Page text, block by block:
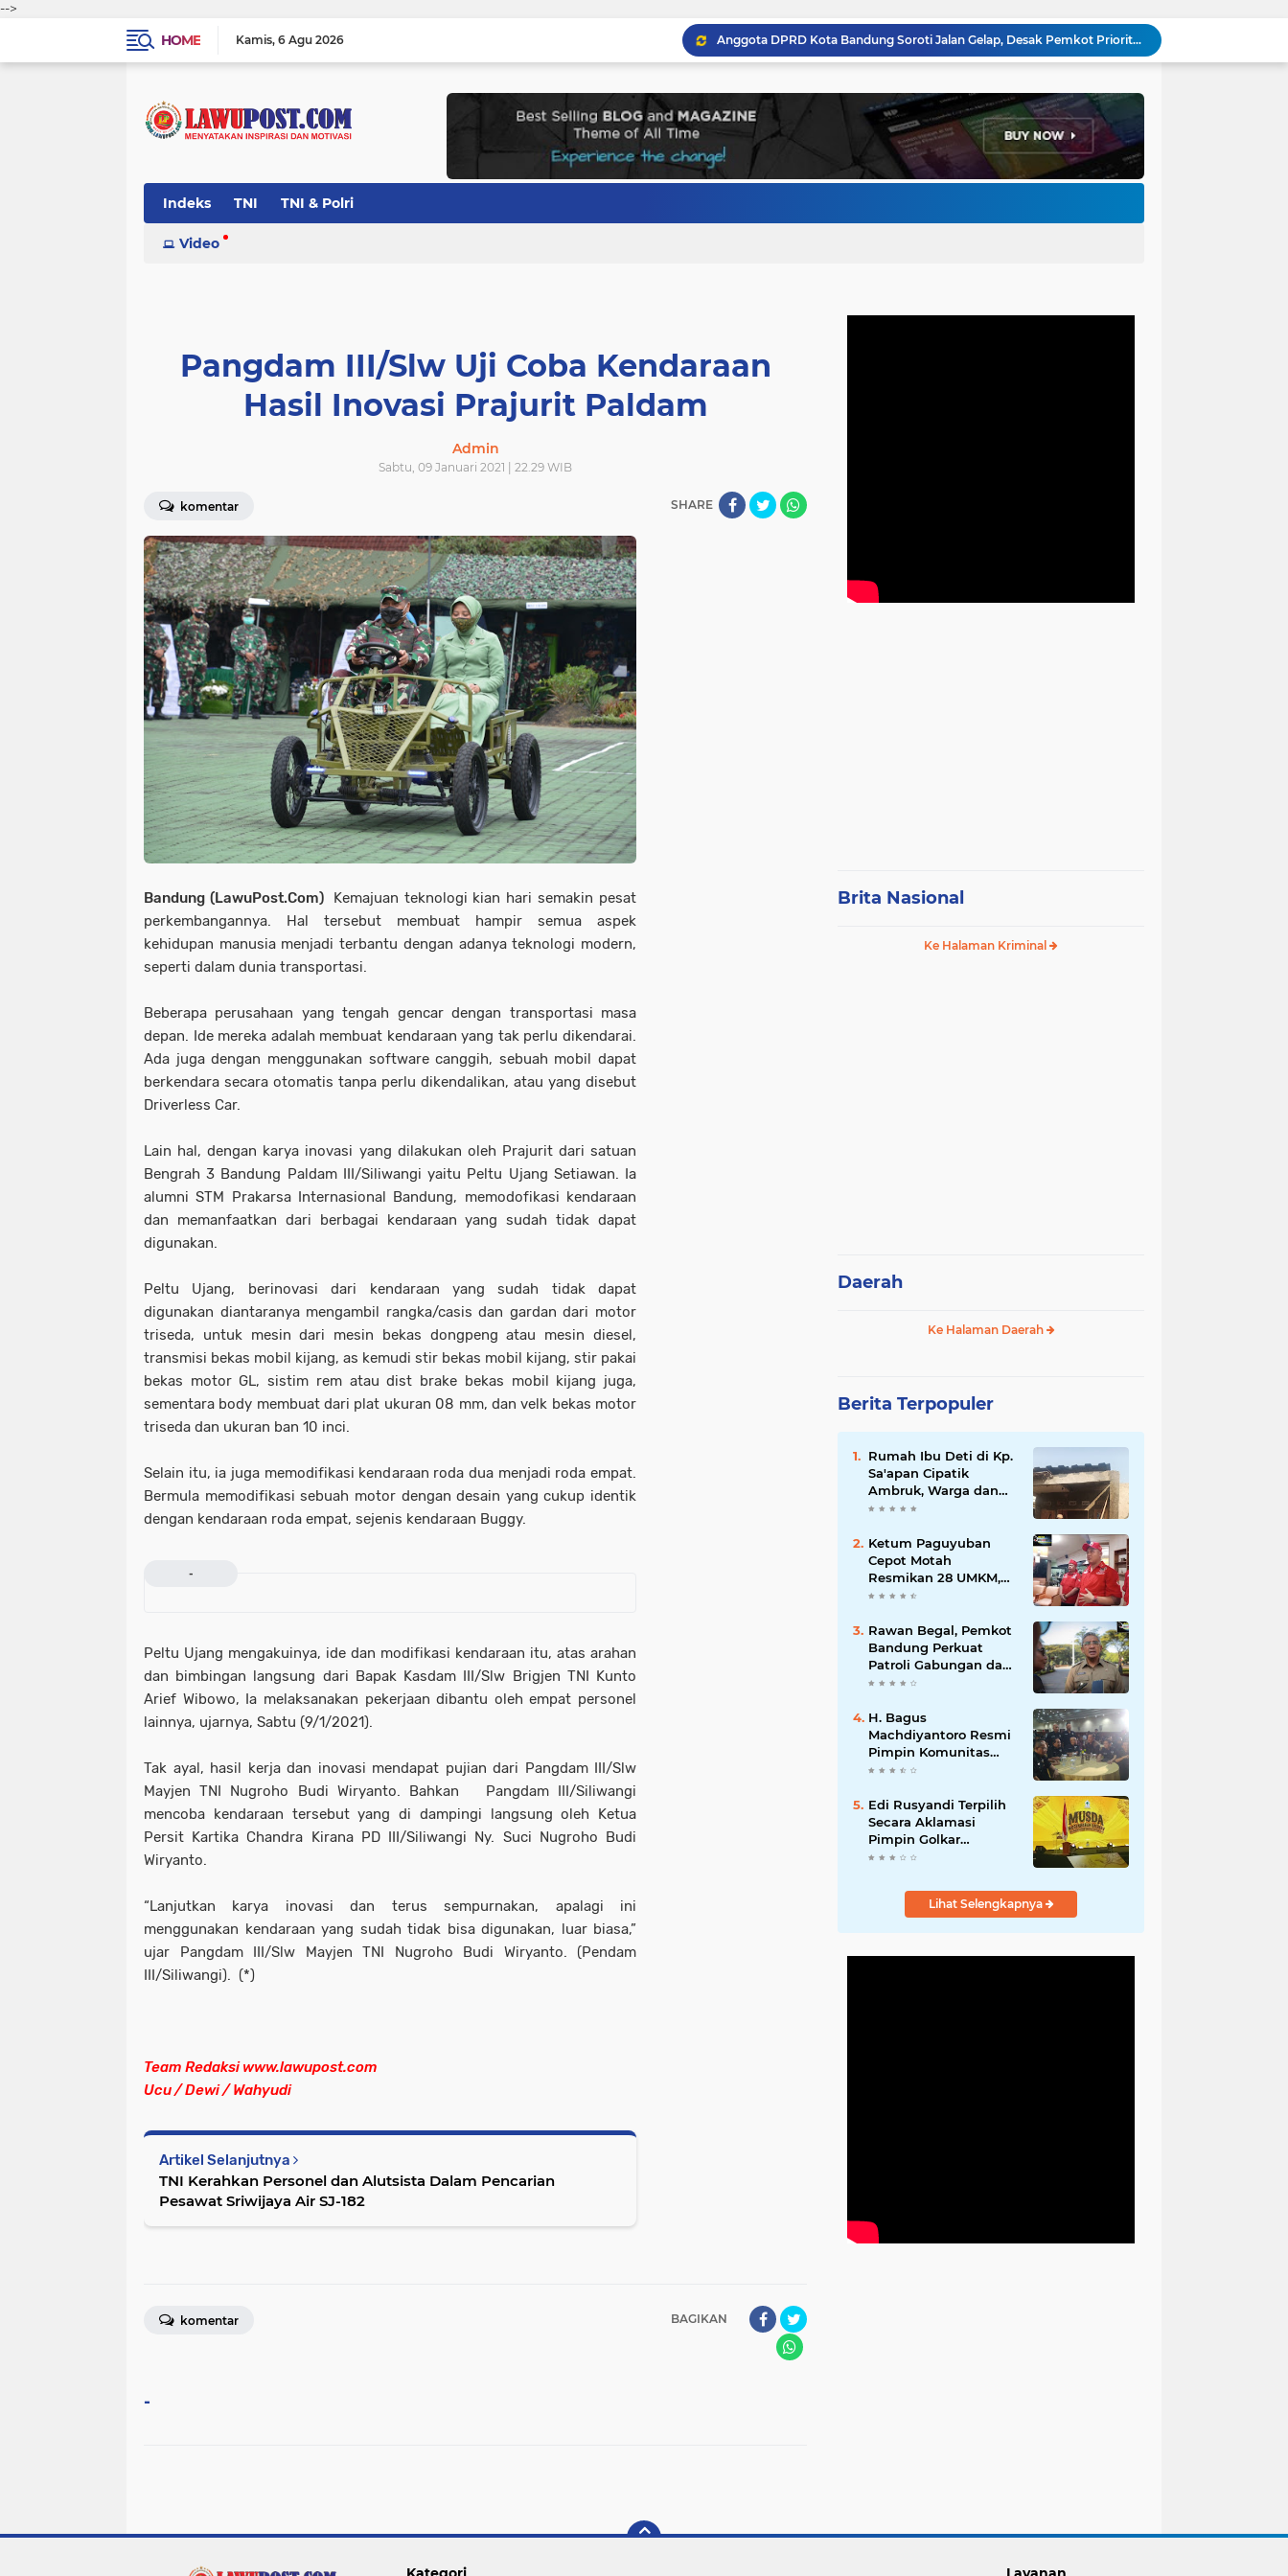
-->
HOME
Kamis 6 Agu 2026
Anggota DPRD Kota Bandung Soroti Jalan Gelap, Desak Pemkot Prioritaskan Pembenahan PJU
Pemkot Bandung Gandeng Big Bad Wolf Hadirkan Festival Literasi Pages and Plates
Program Gaslah Kota Bandung Raih Apresiasi Pemerintah Pusat, Pengolahan Sampah Capai 30 Persen
Hikmah Setelah Ibadah Salat Jumat: Momentum Memperkuat Iman dan Kepedulian Sosial
Bupati Jeje Ritchie Ismail Rotasikan Kadishub dan Kadisbudpar, Serta Lantik Ratusan ASN Bandung Barat
Indeks TNI TNI & Polri
Video
Pangdam III/Slw Uji Coba Kendaraan
Hasil Inovasi Prajurit Paldam
Admin
Sabtu, 09 Januari 2021 | 22.29 WIB
komentar SHARE
Bandung (LawuPost.Com) Kemajuan teknologi kian hari semakin pesat
perkembangannya. Hal tersebut membuat hampir semua aspek
kehidupan manusia menjadi terbantu dengan adanya teknologi modern,
seperti dalam dunia transportasi.
Beberapa perusahaan yang tengah gencar dengan transportasi masa
depan. Ide mereka adalah membuat kendaraan yang tak perlu dikendarai.
Ada juga dengan menggunakan software canggih, sebuah mobil dapat
berkendara secara otomatis tanpa perlu dikendalikan, atau yang disebut
Driverless Car.
Lain hal, dengan karya inovasi yang dilakukan oleh Prajurit dari satuan
Bengrah 3 Bandung Paldam III/Siliwangi yaitu Peltu Ujang Setiawan. Ia
alumni STM Prakarsa Internasional Bandung, memodofikasi kendaraan
dan memanfaatkan dari berbagai kendaraan yang sudah tidak dapat
digunakan.
Peltu Ujang, berinovasi dari kendaraan yang sudah tidak dapat
digunakan diantaranya mengambil rangka/casis dan gardan dari motor
triseda, untuk mesin dari mesin bekas dongpeng atau mesin diesel,
transmisi bekas mobil kijang, as kemudi stir bekas mobil kijang, stir pakai
bekas motor GL, sistim rem atau dist brake bekas mobil kijang juga,
sementara body membuat dari plat ukuran 08 mm, dan velk bekas motor
triseda dan ukuran ban 10 inci.
Selain itu, ia juga memodifikasi kendaraan roda dua menjadi roda empat.
Bermula memodifikasi sebuah motor dengan desain yang cukup identik
dengan kendaraan roda empat, sejenis kendaraan Buggy.
-
Peltu Ujang mengakuinya, ide dan modifikasi kendaraan itu, atas arahan
dan bimbingan langsung dari Bapak Kasdam III/Slw Brigjen TNI Kunto
Arief Wibowo, Ia melaksanakan pekerjaan dibantu oleh empat personel
lainnya, ujarnya, Sabtu (9/1/2021).
Tak ayal, hasil kerja dan inovasi mendapat pujian dari Pangdam III/Slw
Mayjen TNI Nugroho Budi Wiryanto. Bahkan Pangdam III/Siliwangi
mencoba kendaraan tersebut yang di dampingi langsung oleh Ketua
Persit Kartika Chandra Kirana PD III/Siliwangi Ny. Suci Nugroho Budi
Wiryanto.
“Lanjutkan karya inovasi dan terus sempurnakan, apalagi ini
menggunakan kendaraan yang sudah tidak bisa digunakan, luar biasa,”
ujar Pangdam III/Slw Mayjen TNI Nugroho Budi Wiryanto. (Pendam
III/Siliwangi). (*)
Team Redaksi www.lawupost.com
Ucu / Dewi / Wahyudi
Artikel Selanjutnya
TNI Kerahkan Personel dan Alutsista Dalam Pencarian
Pesawat Sriwijaya Air SJ-182
BAGIKAN
komentar
-
Brita Nasional
Ke Halaman Kriminal
Daerah
Ke Halaman Daerah
Berita Terpopuler
Rumah Ibu Deti di Kp.
Sa'apan Cipatik
Ambruk, Warga dan
Pemdes Sigap Bantu
Ketum Paguyuban
Cepot Motah
Resmikan 28 UMKM,
Siap Gelar Festival
Jalan Braga
Rawan Begal, Pemkot
Bandung Perkuat
Patroli Gabungan dan
Pengawasan Digital
H. Bagus
Machdiyantoro Resmi
Pimpin Komunitas
BBC Periode 2026–
Solidaritas dan
Hadirkan Program
Nyata untuk
Masyarakat
Edi Rusyandi Terpilih
Secara Aklamasi
Pimpin Golkar
Bandung Barat,
Kepemimpinan
Harmonis "TurunLihat Selengkapnya